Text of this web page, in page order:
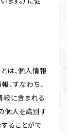
は、個人情報
、すなわち、
報に含まれる
個人を識別す
ることがで